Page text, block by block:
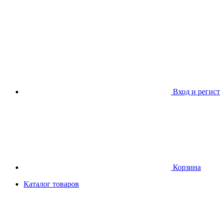
Вход и
Корзина
Каталог товаров